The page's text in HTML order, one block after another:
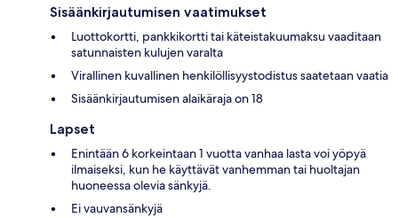
Sisäänkirjautumisen vaatimukset
Luottokortti, pankkikortti tai käteistakuumaksu vaaditaan
satunnaisten kulujen varalta
Virallinen kuvallinen henkilöllisyystodistus saatetaan vaatia
Sisäänkirjautumisen alaikäraja on 18
Lapset
Enintään 6 korkeintaan 1 vuotta vanhaa lasta voi yöpyä
ilmaiseksi, kun he käyttävät vanhemman tai huoltajan
huoneessa olevia sänkyjä.
Ei vauvansänkyjä